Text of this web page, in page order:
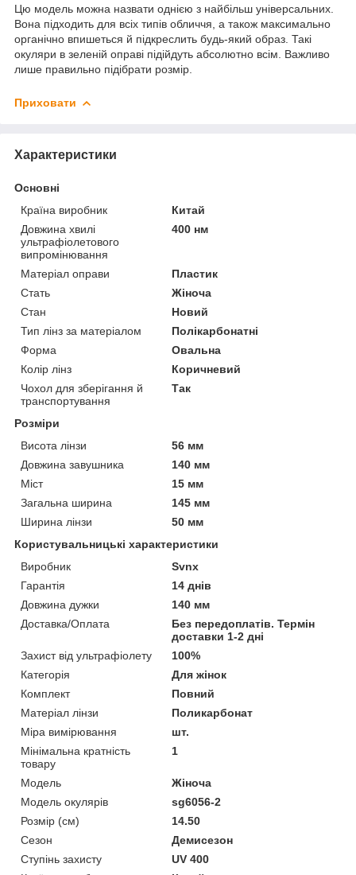
Цю модель можна назвати однією з найбільш універсальних.
Вона підходить для всіх типів обличчя, а також максимально
органічно впишеться й підкреслить будь-який образ. Такі
окуляри в зеленій оправі підійдуть абсолютно всім. Важливо
лише правильно підібрати розмір.
Приховати
Характеристики
Основні
Країна виробник
Китай
Довжина хвилі
ультрафіолетового
випромінювання
400 нм
Матеріал оправи
Пластик
Стать
Жіноча
Стан
Новий
Тип лінз за матеріалом
Полікарбонатні
Форма
Овальна
Колір лінз
Коричневий
Чохол для зберігання й
транспортування
Так
Розміри
Висота лінзи
56 мм
Довжина завушника
140 мм
Міст
15 мм
Загальна ширина
145 мм
Ширина лінзи
50 мм
Користувальницькі характеристики
Виробник
Svnx
Гарантія
14 днів
Довжина дужки
140 мм
Доставка/Оплата
Без передоплатів. Термін
доставки 1-2 дні
Захист від ультрафіолету
100%
Категорія
Для жінок
Комплект
Повний
Матеріал лінзи
Поликарбонат
Міра вимірювання
шт.
Мінімальна кратність
товару
1
Мoдель
Жіноча
Модель окулярів
sg6056-2
Розмір (см)
14.50
Сезон
Демисезон
Ступінь захисту
UV 400